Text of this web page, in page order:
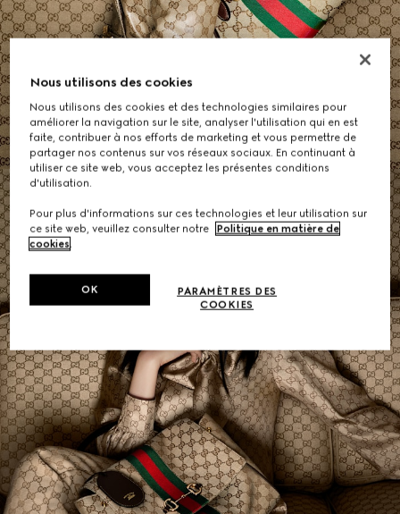
ACHETER
Nous utilisons des cookies
Nous utilisons des cookies et des technologies similaires pour
améliorer la navigation sur le site, analyser l'utilisation qui en est
faite, contribuer à nos efforts de marketing et vous permettre de
partager nos contenus sur vos réseaux sociaux. En continuant à
utiliser ce site web, vous acceptez les présentes conditions
d'utilisation.
Pour plus d'informations sur ces technologies et leur utilisation sur
ce site web, veuillez consulter notre
Politique en matière de
cookies.
PARAMÈTRES DES
COOKIES
OK